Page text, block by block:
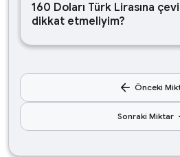
160 Doları Türk Lirasına
dikkat etmeliyim?
arrow_back Önceki
Sonraki Miktar